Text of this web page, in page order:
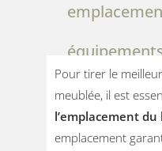
Pour tirer le
meublée, il est
l’emplacement
emplacement